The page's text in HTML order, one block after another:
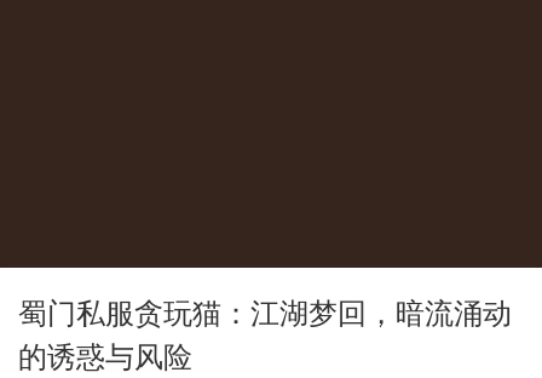
蜀门私服贪玩猫：江湖梦回，暗流涌动
的诱惑与风险